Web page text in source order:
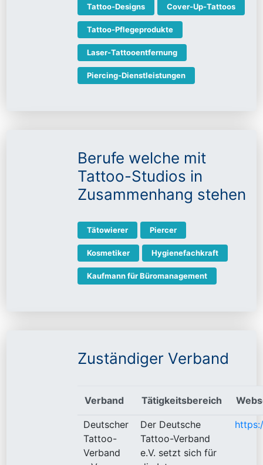
Tattoo-Designs Cover-Up-Tattoos
Tattoo-Pflegeprodukte
Laser-Tattooentfernung
Piercing-Dienstleistungen
Berufe welche mit
Tattoo-Studios in
Zusammenhang stehen
Tätowierer Piercer
Kosmetiker Hygienefachkraft
Kaufmann für Büromanagement
Zuständiger Verband
Verband Tätigkeitsbereich
Deutscher
Tattoo-
Verband
Der Deutsche
Tattoo-Verband
e.V. setzt sich für